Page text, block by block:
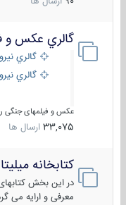
گالري عكس و
گالري
گالري نيروي
عکس و فیلمهای جنگی را
33,075 ارسال ها
کتابخانه
در این بخش کتابهای
معرفی و ارایه می